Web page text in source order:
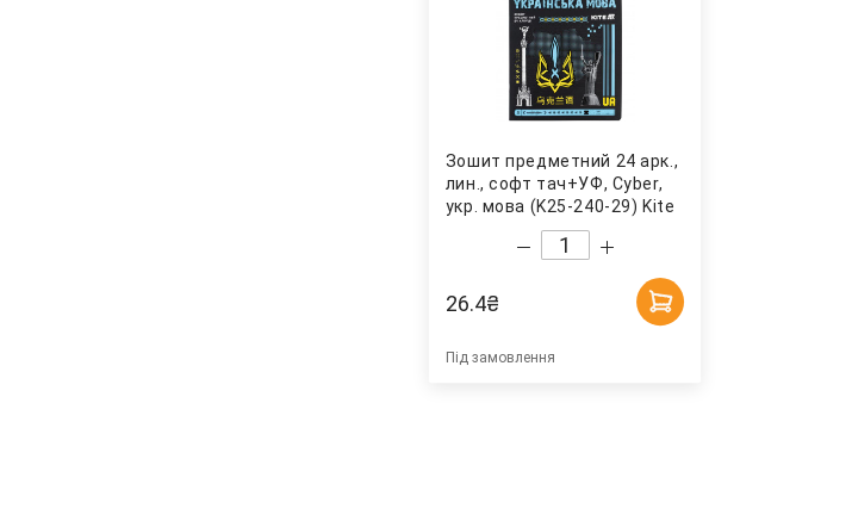
Зошит предметний 24 арк.,
лин., софт тач+УФ, Cyber,
укр. мова (K25-240-29) Kite
26.4₴
Під замовлення